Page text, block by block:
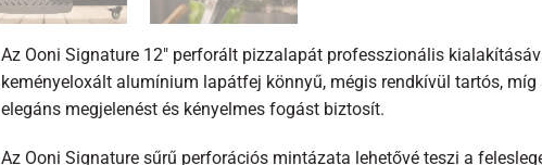
Az Ooni Signature 12″ perforált pizzalapát professzionális
keményeloxált alumínium lapátfej könnyű, mégis rendkívül tartós,
elegáns megjelenést és kényelmes fogást biztosít.
Az Ooni Signature sűrű perforációs mintázata lehetővé teszi a